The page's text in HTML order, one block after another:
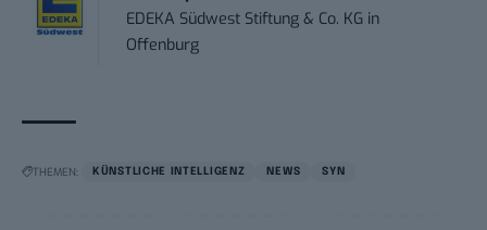
EDEKA Südwest Stiftung & Co. KG in
Offenburg
THEMEN: KÜNSTLICHE INTELLIGENZ NEWS SYN